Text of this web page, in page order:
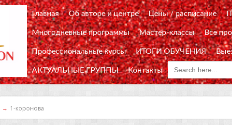
Главная Об авторе и центре Цены / расписание
Многодневные программы Мастер-классы Все
Профессиональные курсы ИТОГИ ОБУЧЕНИЯ
АКТУАЛЬНЫЕ ГРУППЫ Контакты
Search
for:
→ 1-коронова